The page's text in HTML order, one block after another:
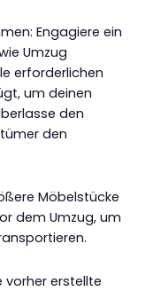
Engagiere ein
Umzug
erforderlichen
um deinen
den
den
Möbelstücke
dem Umzug, um
vorher erstellte